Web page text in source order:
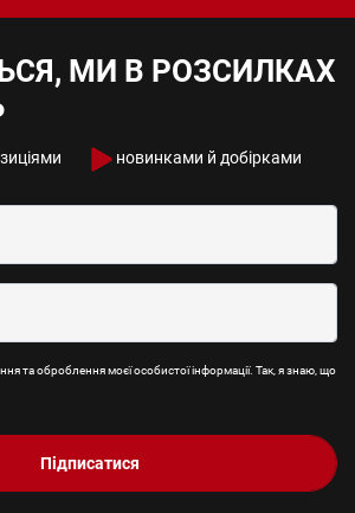
МИ В РОЗСИЛКАХ
новинками й добірками
та оброблення моєї особистої інформації. Так, я знаю, що
Підписатися